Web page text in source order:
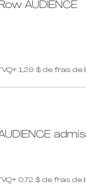
AUDIENCE
+ 1,29 $ de frais de
+ 0,72 $ de frais de